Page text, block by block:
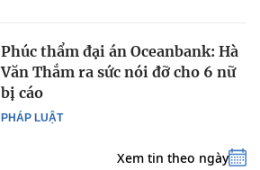
PHÁP LUẬT
Phúc thẩm đại án Oceanbank: Hà
Văn Thắm ra sức nói đỡ cho 6 nữ
bị cáo
Xem tin theo ngày